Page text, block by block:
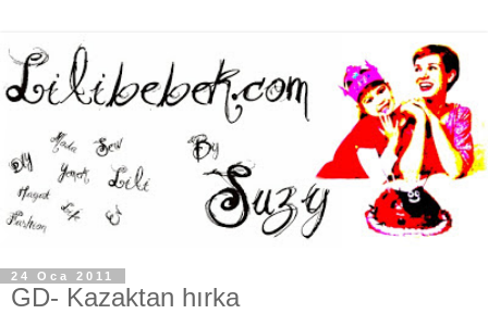
24 Oca 2011
GD- Kazaktan hırka